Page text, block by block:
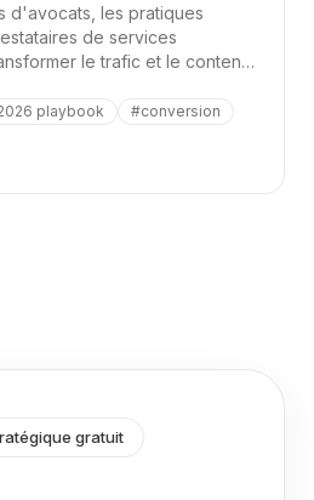
d'avocats, les pratiques
de services
le trafic et le contenu
des diagnostics et des
playbook #conversion
gratuit